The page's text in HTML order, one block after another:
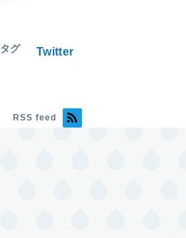
タグ Twitter
RSS feed